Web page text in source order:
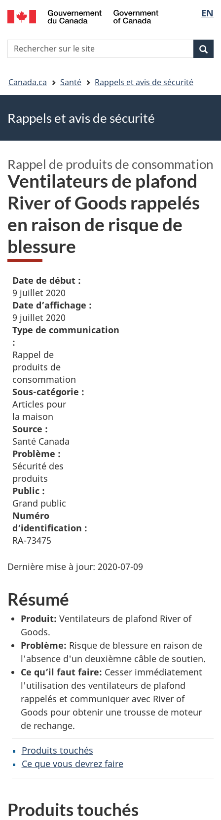
Skip
to
Skip
to
Passer
à
HTML
de
la
EN
Recherche
Vous
êtes
ici
Canada.ca Santé Rappels et avis de sécurité
Rappels et avis de sécurité
Rappel de produits de consommation
Ventilateurs de plafond
River of Goods rappelés
en raison de risque de
blessure
Date de début :
9 juillet 2020
Date d’affichage :
9 juillet 2020
Type de communication
:
Rappel de
produits de
consommation
Sous-catégorie :
Articles pour
la maison
Source :
Santé Canada
Problème :
Sécurité des
produits
Public :
Grand public
Numéro
d’identification :
RA-73475
Dernière mise à jour: 2020-07-09
Résumé
Produit: Ventilateurs de plafond River of
Goods.
Problème: Risque de blessure en raison de
l'absence d'un deuxièmne câble de soutien.
Ce qu’il faut faire: Cesser immédiatement
l'utilisation des ventilateurs de plafond
rappelés et communiquer avec River of
Goods pour obtenir une trousse de moteur
de rechange.
Produits touchés
Ce que vous devrez faire
Produits touchés